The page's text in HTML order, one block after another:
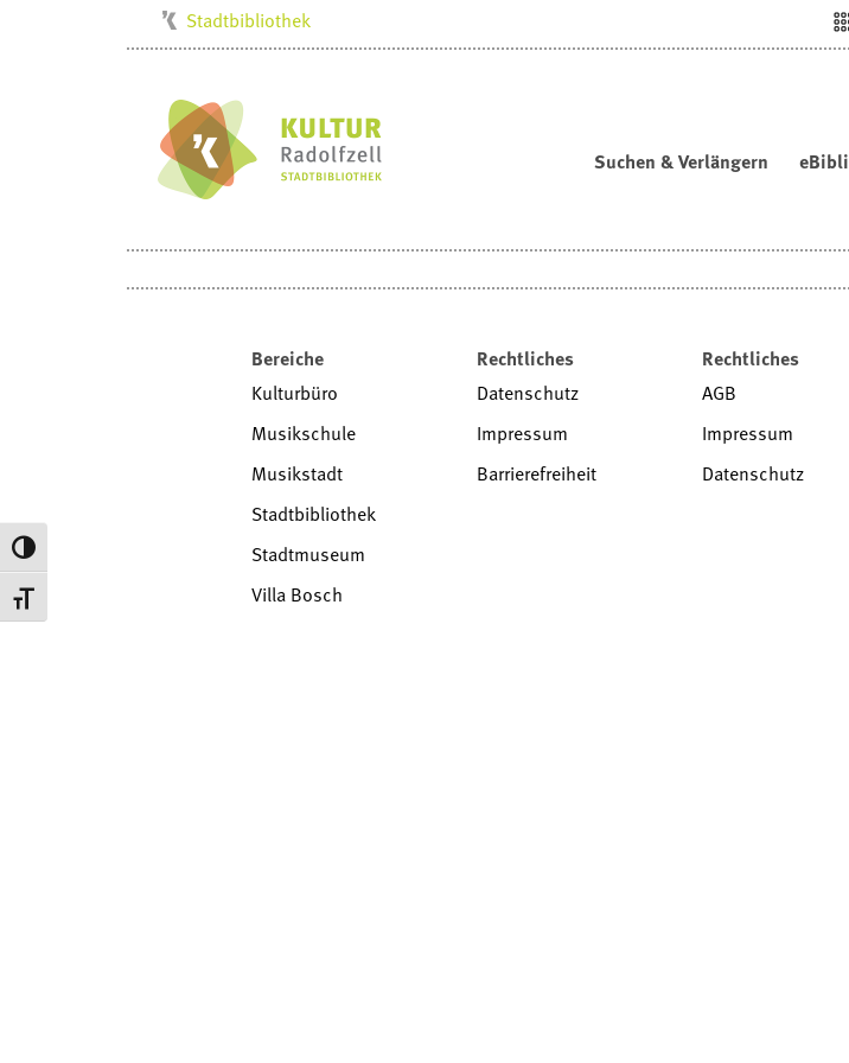
Umschalten auf hohe Kontraste
Schrift vergrößern
Milchwerk
Musikschule
Stadtarchiv
Stadtbibliothek
Suchen & Verlängern
Bereiche
Kulturbüro
Musikschule
Musikstadt
Stadtbibliothek
Stadtmuseum
Villa Bosch
Rechtliches
Datenschutz
Impressum
Barrierefreiheit
Rechtliches
AGB
Impressum
Datenschutz